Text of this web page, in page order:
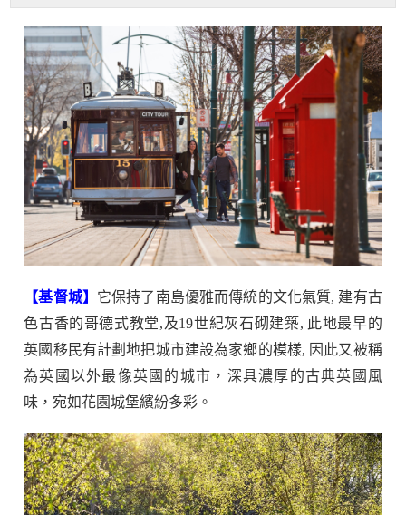
【基督城】
它保持了南島優雅而傳統的文化氣質, 建有古
色古香的哥德式教堂,及19世紀灰石砌建築, 此地最早的
英國移民有計劃地把城市建設為家鄉的模樣, 因此又被稱
為英國以外最像英國的城市，深具濃厚的古典英國風
味，宛如花園城堡繽紛多彩。